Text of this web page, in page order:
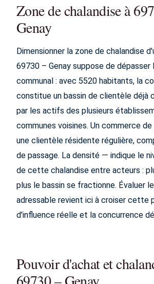
Zone de chalandise à
Genay
Dimensionner la zone de chalandise
69730 – Genay suppose de
communal : avec 5520 habitants, la
constitue un bassin de clientèle déjà
par les actifs des plusieurs
communes voisines. Un commerce
une clientèle résidente régulière,
de passage. La densité — indique le
de cette chalandise entre acteurs :
plus le bassin se fractionne. Évaluer
adressable revient ici à croiser cette
d'influence réelle et la concurrence
Pouvoir d'achat et